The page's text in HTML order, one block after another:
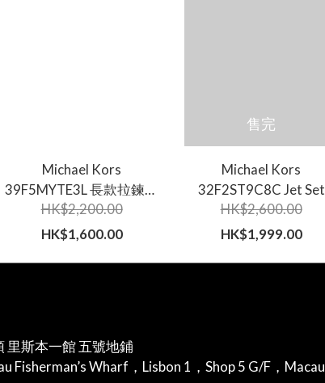
Michael Kors
39F5MYTE3L 長款拉鍊錢
包
HK$2,200.00
HK$1,600.00
售完
Michael Kors
32F2ST9C8C Jet Set
Charm 尼龍斜跨包
HK$2,600.00
HK$1,999.00
里斯本一館 五號地鋪
Fisherman’s Wharf，Lisbon 1，Shop 5 G/F，Macau